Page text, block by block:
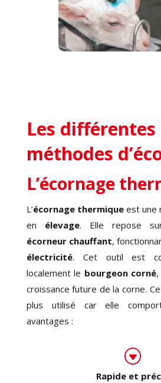
Les différentes
méthodes
L’écornage
L’écornage thermiqueest une
en élevage. Elle repose sur
écorneur chauffant,
électricité. Cet outil est
localement le bourgeon corné
croissance future de la corne.
plus utilisé car elle
avantages :
G
Rapide et